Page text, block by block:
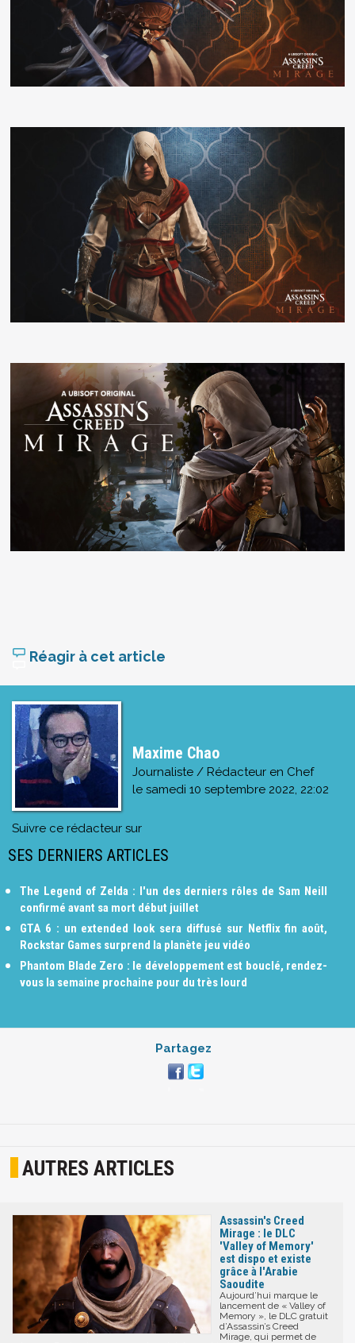
Réagir à cet article
Maxime Chao
Journaliste / Rédacteur en Chef
le samedi 10 septembre 2022, 22:02
Suivre ce rédacteur sur
SES DERNIERS ARTICLES
The Legend of Zelda : l'un des derniers rôles de Sam Neill
confirmé avant sa mort début juillet
GTA 6 : un extended look sera diffusé sur Netflix fin août,
Rockstar Games surprend la planète jeu vidéo
Phantom Blade Zero : le développement est bouclé, rendez-
vous la semaine prochaine pour du très lourd
Partagez
AUTRES ARTICLES
Assassin's Creed
Mirage : le DLC
'Valley of Memory'
est dispo et existe
grâce à l'Arabie
Saoudite
Aujourd’hui marque le
lancement de « Valley of
Memory », le DLC gratuit
d’Assassin’s Creed
Mirage, qui permet de